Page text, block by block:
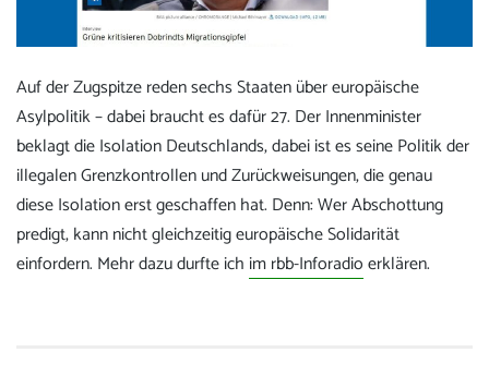
Auf der Zugspitze reden sechs Staaten über europäische
Asylpolitik – dabei braucht es dafür 27. Der Innenminister
beklagt die Isolation Deutschlands, dabei ist es seine Politik der
illegalen Grenzkontrollen und Zurückweisungen, die genau
diese Isolation erst geschaffen hat. Denn: Wer Abschottung
predigt, kann nicht gleichzeitig europäische Solidarität
einfordern. Mehr dazu durfte ich im rbb-Inforadioerklären.